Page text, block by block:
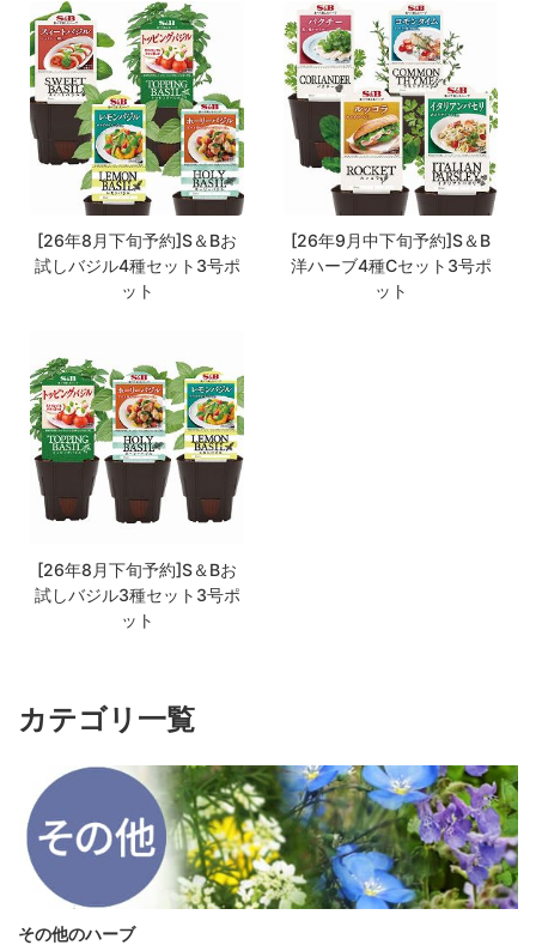
[26年8月下旬予約]S＆Bお
試しバジル4種セット3号ポ
ット
[26年9月中下旬予約]S＆B
洋ハーブ4種Cセット3号ポ
ット
[26年8月下旬予約]S＆Bお
試しバジル3種セット3号ポ
ット
カテゴリ一覧
その他のハーブ